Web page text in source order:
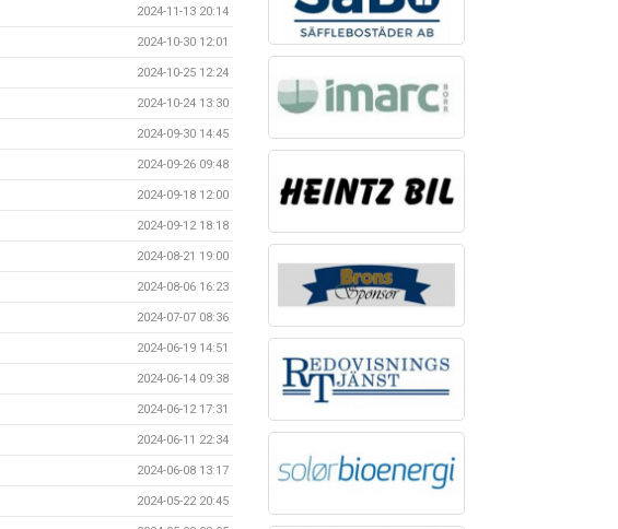
2024-11-13 20:14
2024-10-30 12:01
2024-10-25 12:24
2024-10-24 13:30
2024-09-30 14:45
2024-09-26 09:48
2024-09-18 12:00
2024-09-12 18:18
2024-08-21 19:00
2024-08-06 16:23
2024-07-07 08:36
2024-06-19 14:51
2024-06-14 09:38
2024-06-12 17:31
2024-06-11 22:34
2024-06-08 13:17
2024-05-22 20:45